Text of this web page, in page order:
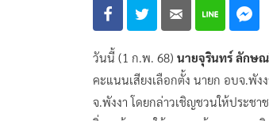
วันนี้​ (1 ก.​พ.​ 68) นายจุรินทร์ ลักษ
คะแนนเสียงเลือกตั้ง นายก อบจ.พัง
จ.พังงา โดยกล่าวเชิญชวนให้ประช